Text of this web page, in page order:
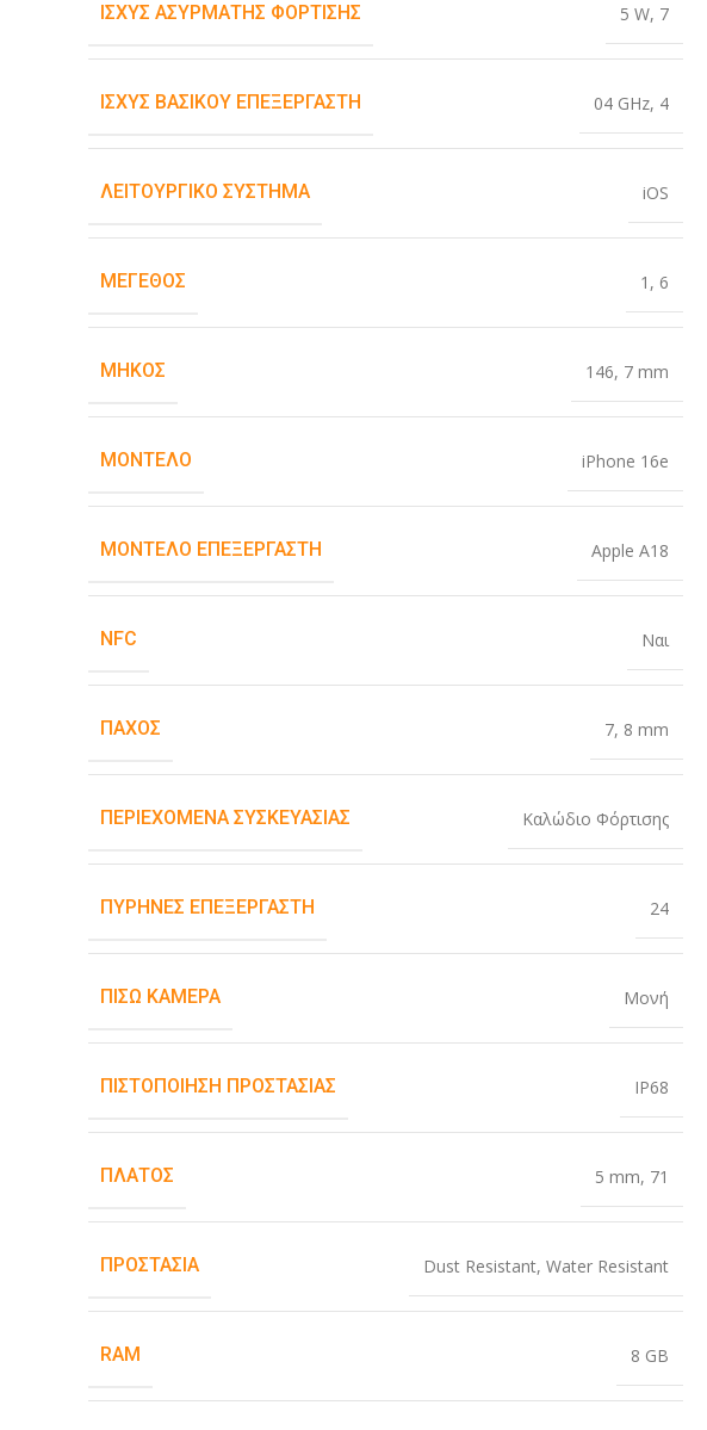
ΙΣΧΎΣ ΑΣΎΡΜΑΤΗΣ ΦΌΡΤΙΣΗΣ 5 W, 7
ΙΣΧΎΣ ΒΑΣΙΚΟΎ ΕΠΕΞΕΡΓΑΣΤΉ 04 GHz, 4
ΛΕΙΤΟΥΡΓΙΚΌ ΣΎΣΤΗΜΑ iOS
ΜΈΓΕΘΟΣ 1 , 6
ΜΉΚΟΣ 146, 7 mm
ΜΟΝΤΈΛΟ iPhone 16e
ΜΟΝΤΈΛΟ ΕΠΕΞΕΡΓΑΣΤΉ Apple A18
NFC Ναι
ΠΆΧΟΣ 7, 8 mm
ΠΕΡΙΕΧΌΜΕΝΑ ΣΥΣΚΕΥΑΣΊΑΣ Καλώδιο Φόρτισης
ΠΥΡΉΝΕΣ ΕΠΕΞΕΡΓΑΣΤΉ 24
ΠΊΣΩ ΚΆΜΕΡΑ Μονή
ΠΙΣΤΟΠΟΊΗΣΗ ΠΡΟΣΤΑΣΊΑΣ IP68
ΠΛΆΤΟΣ 5 mm, 71
ΠΡΟΣΤΑΣΊΑ Dust Resistant, Water Resistant
RAM 8 GB